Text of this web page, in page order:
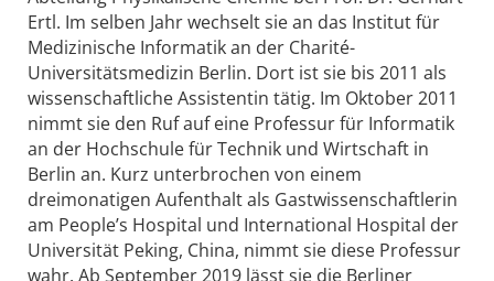
Ertl. Im selben Jahr wechselt sie an das Institut für
Medizinische Informatik an der Charité-
Universitätsmedizin Berlin. Dort ist sie bis 2011 als
wissenschaftliche Assistentin tätig. Im Oktober 2011
nimmt sie den Ruf auf eine Professur für Informatik
an der Hochschule für Technik und Wirtschaft in
Berlin an. Kurz unterbrochen von einem
dreimonatigen Aufenthalt als Gastwissenschaftlerin
am People’s Hospital und International Hospital der
Universität Peking, China, nimmt sie diese Professur
wahr. Ab September 2019 lässt sie die Berliner